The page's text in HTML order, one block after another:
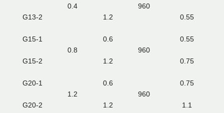
0.4
960
G13-2 1.2 0.55
G15-1
0.8
0.6
960
0.55
G15-2 1.2 0.75
G20-1
1.2
0.6
960
0.75
G20-2 1.2 1.1